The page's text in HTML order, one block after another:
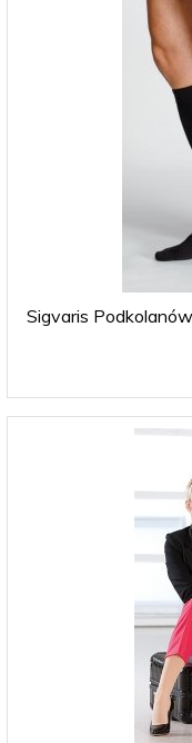
Sigvaris